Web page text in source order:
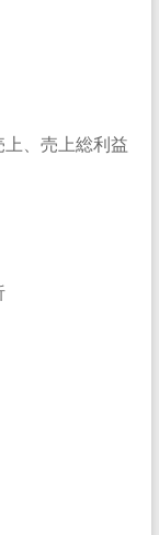
、売上総利益